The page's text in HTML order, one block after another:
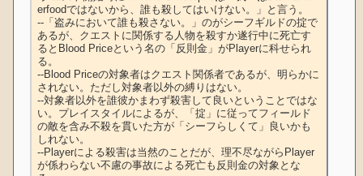
erfoodではないから、誰も殺してはいけない。」と言う。
--「盗みにおいて誰も殺さない。」のがシーフギルドの掟で
あるが、クエストに関係する人物を殺すか遂行中に死亡す
るとBlood Priceという名の「反則金」がPlayerに科せられ
る。
--Blood Priceの対象者はクエスト関係者であるが、明らかに
されない。ただし対象者以外の縛りはない。
--対象者以外を誰彼かまわず殺害して良いということではな
い。プレイスタイルによるが、「掟」に従ってフィールド
の敵を含み不殺を貫いた方が「シーフらしくて」良いかも
しれない。
--Playerによる殺害は当然のことだが、理不尽ながらPlayer
が係わらない不慮の事故による死亡も反則金の対象とな